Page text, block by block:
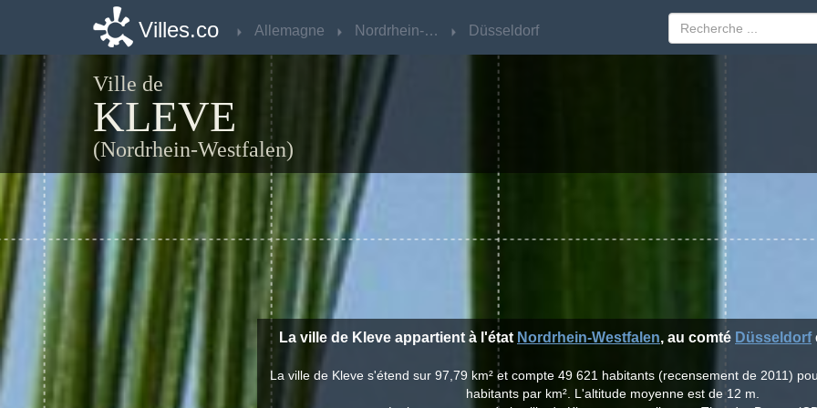
Villes.co Allemagne Nordrhein-Westfalen Düsseldorf
Ville de
KLEVE
(Nordrhein-Westfalen)
La ville de Kleve appartient à l'état Nordrhein-Westfalen, au comté Düsseldorf
La ville de Kleve s'étend sur 97,79 km² et compte 49 621 habitants (recensement de 2011)
habitants par km². L'altitude moyenne est de 12 m.
Villes.co Allemagne Nordrhein-Westfalen Düsseldorf